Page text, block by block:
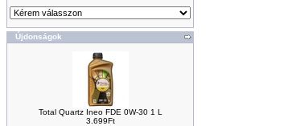
Újdonságok
Total Quartz Ineo FDE 0W-30 1 L
3.699Ft